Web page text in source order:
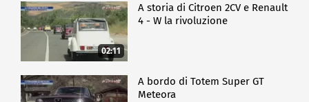
02:11
A storia di Citroen 2CV e Renault
4 - W la rivoluzione
A bordo di Totem Super GT
Meteora